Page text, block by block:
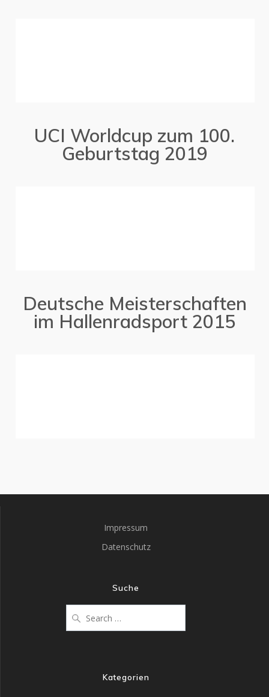
UCI Worldcup zum 100.
Geburtstag 2019
Deutsche Meisterschaften
im Hallenradsport 2015
Impressum
Datenschutz
Suche
Kategorien